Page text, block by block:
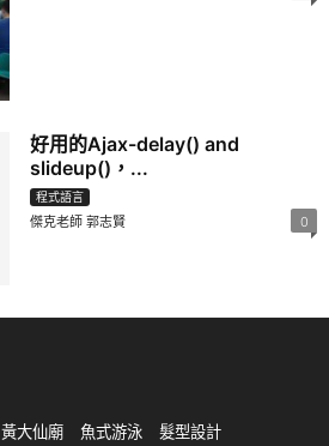
好用的Ajax-delay() and
slideup()，...
程式語言
傑克老師 郭志賢 0
黃大仙廟 魚式游泳
髮型設計